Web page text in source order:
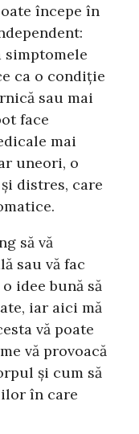
începe în
simptomele
ca o condiție
sau mai
face
mai
uneori, o
distres, care
să vă
sau vă fac
idee bună să
iar aici mă
vă poate
vă provoacă
și cum să
în care